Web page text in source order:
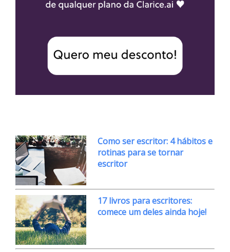
Como ser escritor: 4 hábitos e
rotinas para se tornar
escritor
17 livros para escritores:
comece um deles ainda hoje!